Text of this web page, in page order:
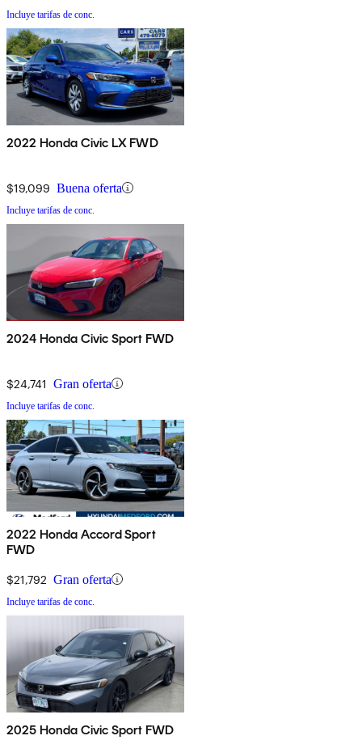
Incluye tarifas de conc.
2022 Honda Civic LX FWD
$19,099 Buena oferta
Incluye tarifas de conc.
2024 Honda Civic Sport FWD
$24,741 Gran oferta
Incluye tarifas de conc.
2022 Honda Accord Sport
FWD
$21,792 Gran oferta
Incluye tarifas de conc.
2025 Honda Civic Sport FWD